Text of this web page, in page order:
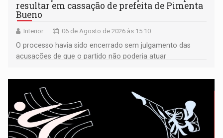
resultar em cassação de prefeita de Pimenta
Bueno
Interior 06 de Agosto de 2026 às 15:10
O processo havia sido encerrado sem julgamento das
acusações de que o partido não poderia atuar